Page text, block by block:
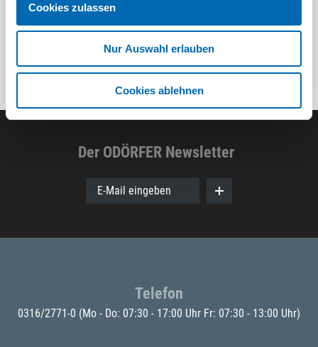
Cookies zulassen
Nur Auswahl erlauben
Cookies ablehnen
Der ODÖRFER Newsletter
E-Mail eingeben
Telefon
0316/2771-0 (Mo - Do: 07:30 - 17:00 Uhr Fr: 07:30 - 13:00 Uhr)